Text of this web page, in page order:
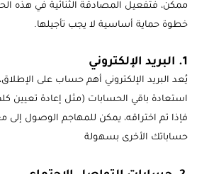
ممكن، فتفعيل المصادقة الثنائية في هذه
خطوة حماية أساسية لا يجب تأجيلها.
1. البريد الإلكتروني
يُعد البريد الإلكتروني أهم حساب على
استعادة باقي الحسابات (مثل إعادة تعيين
فإذا تم اختراقه، يمكن للمهاجم الوصول
حساباتك الأخرى بسهولة